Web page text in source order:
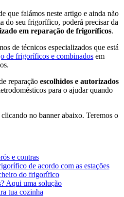
que falámos neste artigo e ainda não
do seu frigorífico, poderá precisar da
em reparação de frigoríficos.
de técnicos especializados que está
de frigoríficos e combinados em
reparação escolhidos e autorizados
para o ajudar quando
no banner abaixo. Teremos o
e contras
de acordo com as estações
do frigorífico
Aqui uma solução
tua cozinha